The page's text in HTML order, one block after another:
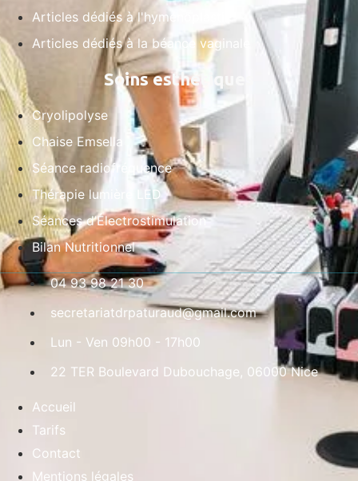
Articles dédiés à l'hyménoplastie
Articles dédiés à la béance vaginale
Soins esthétiques
Cryolipolyse
Chaise Emsella
Séance radiofréquence
Thérapie lumière LED
Séances d’Électrostimulation
Bilan Nutritionnel
04 93 98 21 30
secretariatdrpaturaud@gmail.com
Lun - Ven 09h00 - 17h00
22 TER Boulevard Dubouchage, 06000 Nice
Accueil
Tarifs
Contact
Mentions légales